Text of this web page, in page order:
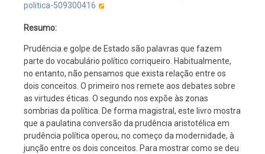
politica-509300416
Resumo:
Prudência e golpe de Estado são palavras que fazem
parte do vocabulário político corriqueiro. Habitualmente,
no entanto, não pensamos que exista relação entre os
dois conceitos. O primeiro nos remete aos debates sobre
as virtudes éticas. O segundo nos expõe às zonas
sombrias da política. De forma magistral, este livro mostra
que a paulatina conversão da prudência aristotélica em
prudência política operou, no começo da modernidade, à
junção entre os dois conceitos. Para mostrar como se deu